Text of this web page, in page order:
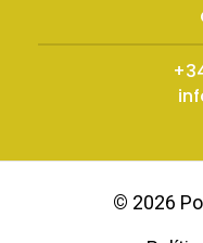
© 2026